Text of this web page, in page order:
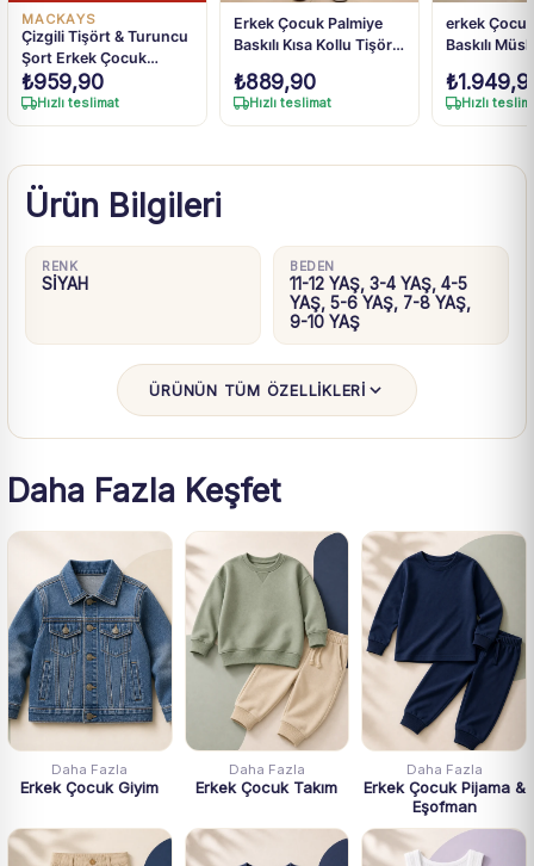
MACKAYS
Çizgili Tişört & Turuncu
Şort Erkek Çocuk
Takımı
₺959,90
Hızlı teslimat
Erkek Çocuk Palmiye
Baskılı Kısa Kollu Tişört
₺889,90
Hızlı teslimat
erkek
Baskılı
₺
Hızlı
Ürün Bilgileri
RENK
SİYAH
BEDEN
11-12 YAŞ, 3-4 YAŞ, 4-5
YAŞ, 5-6 YAŞ, 7-8 YAŞ,
9-10 YAŞ
ÜRÜNÜN TÜM ÖZELLİKLERİ
Daha Fazla Keşfet
Daha Fazla
Erkek Çocuk Giyim
Daha Fazla
Erkek Çocuk Takım
Daha Fazla
Erkek Çocuk Pijama &
Eşofman